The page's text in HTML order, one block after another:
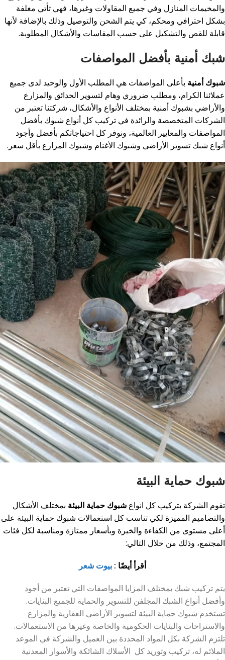
والمخيمات المنازل وفي جميع المقاولات وغيرها، فهي تأتي مغلفة
بشكل احترافي ومحكم، كي يتم الشحن والتوصيل وذلك بالإضافة لأنها
قابلة للقص والتشكيل على حسب المقاسات والأشكال المطلوبة.
شبك أمنية بأفضل المواصفات
شبوك أمنية بأعلى المواصفات هي المطلب الأول والوحيد لدى جميع
عملائنا الكرام، ومطلب ضروري وهام لتسوير الحدائق والمزارع
والأراضي بشبوك أمنية بمختلف الأنواع والأشكال، شركتنا تعتبر من
الشركات المتخصصة والرائدة في تركيب كل أنواع شبوك بأفضل
المواصفات والمعايير العالمية، ونوفر كل احتياجاتكم بأفضل وأجود
أنواع شبك تسوير الأراضي وشبوك الأغنام وشبوك المزارع بأقل سعر.
شبوك حماية البيئة
تقوم الشركة بتركيب كل انواع شبوك حماية البيئة بمختلف الأشكال
والتصاميم المميزة لكي تناسب كل استعمالات شبوك حماية البيئة على
أعلى مستوى من الكفاءة والخبرة وبأسعار ممتازة ومناسبة لكل فئات
المجتمع، وذلك من خلال التالي:
أقرأ أيضًا : بيوت شعر
يتم تركيب شبك بمختلف المزايا المواصفات التي تعتبر من أجود
وأفضل أنواع الشبك المجلفن للتسوير والحماية للجميع البنايات.
تستخدم شبوك حماية البيئة لتسوير الأراضي العقارية والمزارع
والاستراحات والبنايات الحكومية والخاصة وغيرها من الاستعمالات.
تلتزم الشركة بكل المواد المحددة بين العميل والشركة في الموعد
الملائم له، تركيب وتوريد كل الأسلاك الشائكة والأسوار المعدنية